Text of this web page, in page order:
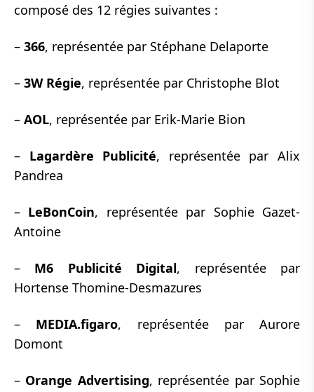
composé des 12 régies suivantes :
– 366, représentée par Stéphane Delaporte
– 3W Régie, représentée par Christophe Blot
– AOL, représentée par Erik-Marie Bion
– Lagardère Publicité, représentée par Alix
Pandrea
– LeBonCoin, représentée par Sophie Gazet-
Antoine
– M6 Publicité Digital, représentée par
Hortense Thomine-Desmazures
– MEDIA.figaro, représentée par Aurore
Domont
– Orange Advertising, représentée par Sophie